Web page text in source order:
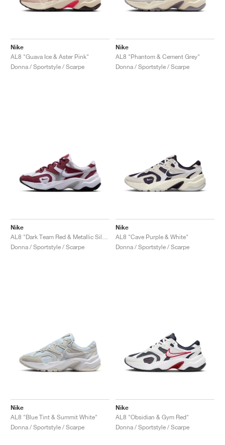
Nike
AL8 "Guava Ice & Aster Pink"
Donna / Sportstyle / Scarpe
Nike
AL8 "Phantom & Cement Grey"
Donna / Sportstyle / Scarpe
Nike
Donna / Sportstyle / Scarpe
Nike
AL8 "Cave Purple & White"
Donna / Sportstyle / Scarpe
Nike
AL8 "Blue Tint & Summit White"
Donna / Sportstyle / Scarpe
Nike
AL8 "Obsidian & Gym Red"
Donna / Sportstyle / Scarpe